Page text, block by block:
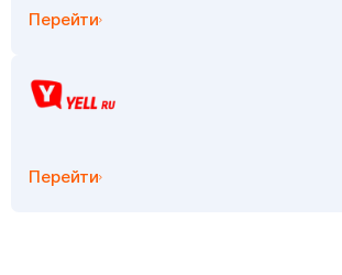
Перейти
Перейти